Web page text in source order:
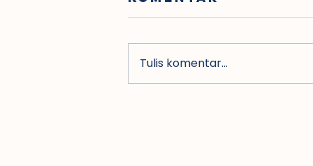
Tulis komentar...